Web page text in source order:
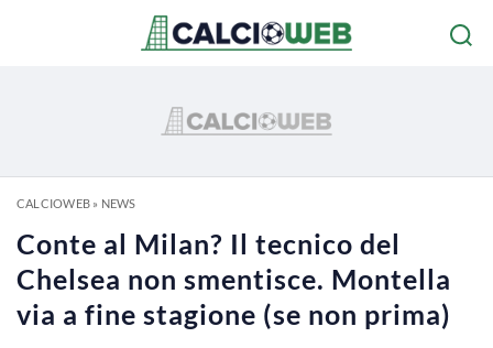
CALCIOWEB» NEWS
Conte al Milan? Il tecnico del
Chelsea non smentisce. Montella
via a fine stagione (se non prima)